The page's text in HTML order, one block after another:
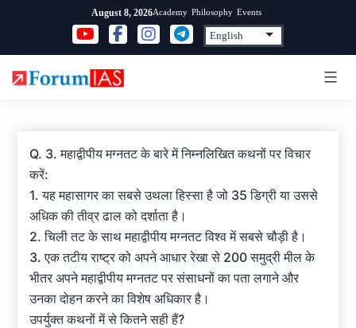
content
August 8, 2026Academy Philosophy Events
Q. 3. महाद्वीपीय मग्नतट के बारे में निम्नलिखित कथनों पर विचार
करें:
1. यह महासागर का सबसे उथला हिस्सा है जो 35 डिग्री या उससे
अधिक की तीव्र ढाल को दर्शाता है।
2. चिली तट के साथ महाद्वीपीय मग्नतट विश्व में सबसे चौड़ी है।
3. एक तटीय राष्ट्र को अपने आधार रेखा से 200 समुद्री मील के
भीतर अपने महाद्वीपीय मग्नतट पर संसाधनों का पता लगाने और
उनका दोहन करने का विशेष अधिकार है।
उपर्युक्त कथनों में से कितने सही हैं?